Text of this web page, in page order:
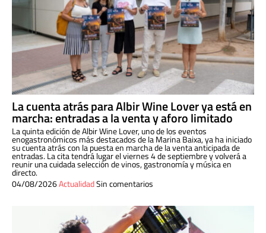
La cuenta atrás para Albir Wine Lover ya está en
marcha: entradas a la venta y aforo limitado
La quinta edición de Albir Wine Lover, uno de los eventos
enogastronómicos más destacados de la Marina Baixa, ya ha iniciado
su cuenta atrás con la puesta en marcha de la venta anticipada de
entradas. La cita tendrá lugar el viernes 4 de septiembre y volverá a
reunir una cuidada selección de vinos, gastronomía y música en
directo.
04/08/2026ActualidadSin comentarios